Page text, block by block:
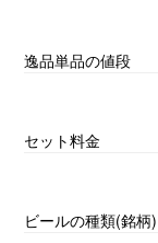
逸品単品の値段
セット料金
ビールの種類(銘柄)